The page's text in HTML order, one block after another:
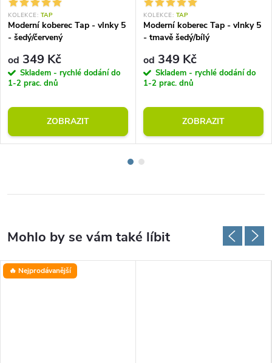
KOLEKCE: TAP
Moderní koberec Tap - vlnky 5
- šedý/červený
od 349 Kč
Skladem - rychlé dodání do
1-2 prac. dnů
ZOBRAZIT
KOLEKCE: TAP
Moderní koberec Tap - vlnky 5
- tmavě šedý/bílý
od 349 Kč
Skladem - rychlé dodání do
1-2 prac. dnů
ZOBRAZIT
🔥 Nejprodávanější